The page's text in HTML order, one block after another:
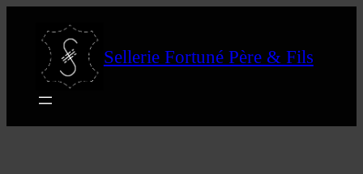
contenu
Sellerie Fortuné Père & Fils